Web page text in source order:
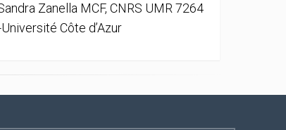
Zanella MCF, CNRS UMR 7264
Côte d’Azur